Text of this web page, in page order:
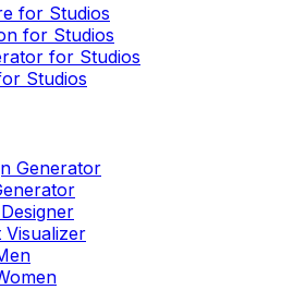
for Studios
for Studios
for Studios
Studios
Generator
Visualizer